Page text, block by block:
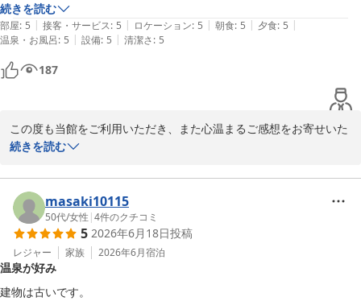
これからも皆様に快適にお過ごしいただける宿を目指し、より良い
サービスに努めてまいります。また季節を変えて、源泉かけ流しの
温泉をゆっくりとお楽しみにお越しいただけましたら幸いです。
2026-07-21
スタッフの方の笑顔がとても気持ちよく、印象的でした。ぜひまた伺い
ます。
続きを読む
部屋: 5 | 接客・サービス: 5 | ロケーション: 5 | 朝食: 5 | 夕食: 5 |
温泉・お風呂: 5 | 設備: 5 | 清潔さ: 5
187
この度も当館をご利用いただき、また心温まるご感想をお寄せいた
だきまして誠にありがとうございます。
何度も足をお運びいただいておりますこと、スタッフ一同大変嬉し
く、心より感謝申し上げます。
今回は21時間ステイプランをご利用いただき、ゆったりとした時間
をお過ごしいただけたご様子に安堵しております。当館自慢の源泉
かけ流しの温泉で、日頃のお疲れを少しでも癒していただけました
なら幸いでございます。
続きを読む
masaki10115
50代/女性 |4件のクチコミ
5 2026年6月18日投稿
レジャー 家族 2026年6月宿泊
温泉が好み
建物は古いです。